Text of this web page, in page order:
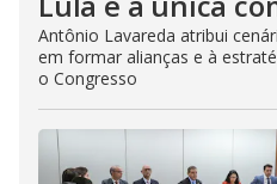
Antônio Lavareda atribui
em formar alianças e à
o Congresso